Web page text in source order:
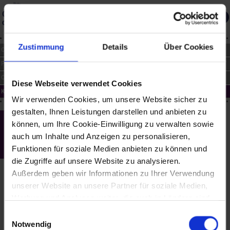
Zustimmung Details Über Cookies
Diese Webseite verwendet Cookies
Wir verwenden Cookies, um unsere Website sicher zu
gestalten, Ihnen Leistungen darstellen und anbieten zu
können, um Ihre Cookie-Einwilligung zu verwalten sowie
auch um Inhalte und Anzeigen zu personalisieren,
Funktionen für soziale Medien anbieten zu können und
die Zugriffe auf unsere Website zu analysieren.
Außerdem geben wir Informationen zu Ihrer Verwendung
unserer Website an unsere Partner für soziale Medien,
gegeben ist, und in denen Sie Ihre Rechte uU nicht
Notwendig
Gedächtnis
des Landes
Merkliste
CHRONIK
PERSONEN
KUNST
Wiener Neustadt - Villa Burkhard,
Gröhrmühlgasse 27
(1880 bis 1900)
Die für den Drahtstiftfabrikanten Heinrich Burkhard erbaute Villa
verkörpert den Typus einer repräsentativen herrschaftlichen Villa
im Stil der Neorenaissance. Gegen den Garten hin besitzt der helle
Ziegelbau mit rot gefärbelter Eckquaderung eine dreiteilige
Renaissancevillen.